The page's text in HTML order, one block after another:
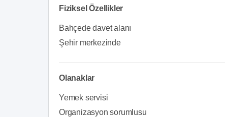
Fiziksel Özellikler
Bahçede davet alanı
Şehir merkezinde
Olanaklar
Yemek servisi
Organizasyon sorumlusu